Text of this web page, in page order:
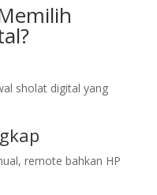
sholat digital yang
remote bahkan HP